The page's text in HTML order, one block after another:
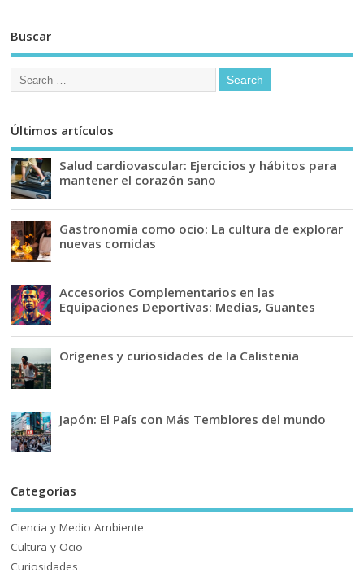
Buscar
Últimos artículos
Salud cardiovascular: Ejercicios y hábitos para
mantener el corazón sano
Gastronomía como ocio: La cultura de explorar
nuevas comidas
Accesorios Complementarios en las
Equipaciones Deportivas: Medias, Guantes
Orígenes y curiosidades de la Calistenia
Japón: El País con Más Temblores del mundo
Categorías
Ciencia y Medio Ambiente
Cultura y Ocio
Curiosidades